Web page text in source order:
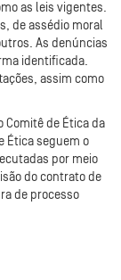
as leis vigentes.
de assédio moral
As denúncias
identificada.
assim como
Comitê de Ética da
Ética seguem o
por meio
do contrato de
de processo